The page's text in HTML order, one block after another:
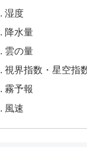
湿度
降水量
雲の量
視界指数・星空指
霧予報
風速